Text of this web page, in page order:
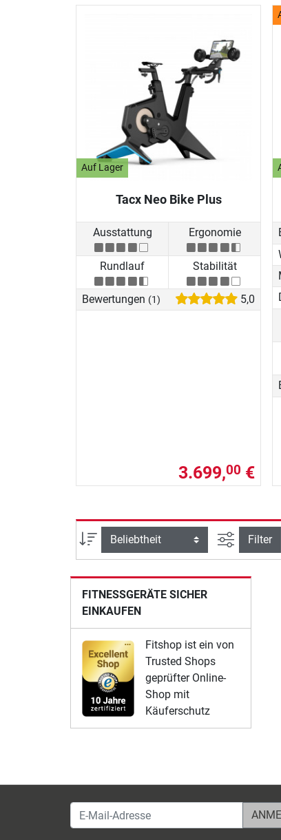
Auf Lager
Tacx Neo Bike Plus
Ausstattung Ergonomie
Rundlauf Stabilität
Bewertungen (1) 5,0
3.699,00 €
Sortierung Ansicht
Filter
FITNESSGERÄTE SICHER
EINKAUFEN
Fitshop ist ein von
Trusted Shops
geprüfter Online-
Shop mit
Käuferschutz
E-Mail-Adresse